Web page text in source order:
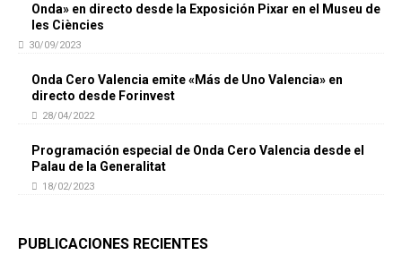
Onda» en directo desde la Exposición Pixar en el Museu de
les Ciències
30/09/2023
Onda Cero Valencia emite «Más de Uno Valencia» en
directo desde Forinvest
28/04/2022
Programación especial de Onda Cero Valencia desde el
Palau de la Generalitat
18/02/2023
PUBLICACIONES RECIENTES